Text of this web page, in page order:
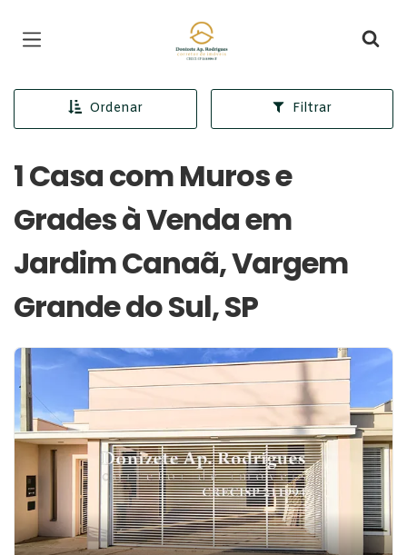
Página inicial
Ordenar Filtrar
1 Casa com Muros e
Grades à Venda em
Jardim Canaã, Vargem
Grande do Sul, SP